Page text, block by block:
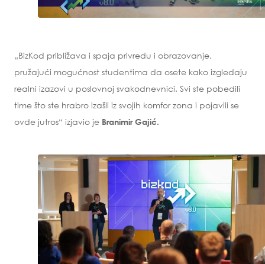
„BizKod približava i spaja privredu i obrazovanje,
pružajući mogućnost studentima da osete kako izgledaju
realni izazovi u poslovnoj svakodnevnici. Svi ste pobedili
time što ste hrabro izašli iz svojih komfor zona i pojavili se
ovde jutros“ izjavio je Branimir Gajić.